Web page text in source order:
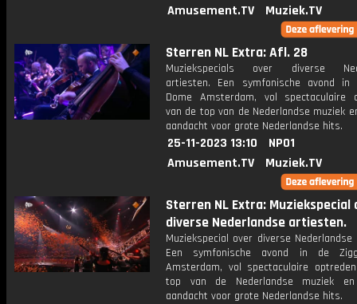
Amusement.TV
Muziek.TV
Sterren NL Extra: Afl. 28
Muziekspecials over diverse
artiesten. Een symfonische avond in
Dome Amsterdam, vol spectaculaire
van de top van de Nederlandse muziek
aandacht voor grote Nederlandse hits.
25-11-2023 13:10
NPO1
Amusement.TV
Muziek.TV
Sterren NL Extra: Muziekspecial
diverse Nederlandse artiesten.
Muziekspecial over diverse
Een symfonische avond in de
Amsterdam, vol spectaculaire
top van de Nederlandse muziek en
aandacht voor grote Nederlandse hits.